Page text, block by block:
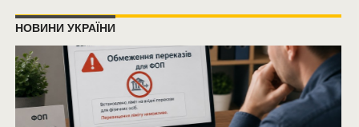
НОВИНИ УКРАЇНИ